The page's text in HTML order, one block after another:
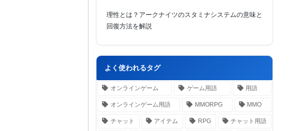
理性とは？アークナイツのスタミナシステムの意味と
回復方法を解説
よく使われるタグ
オンラインゲーム ゲーム用語 用語
オンラインゲーム用語 MMORPG MMO
チャット アイテム RPG チャット用語